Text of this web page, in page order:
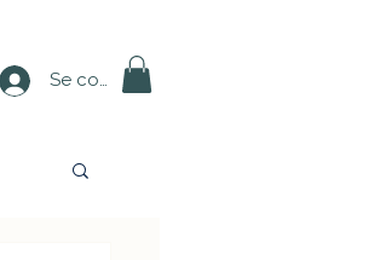
Se connecter